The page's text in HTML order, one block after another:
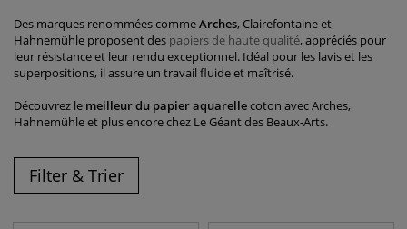
Des marques renommées commeArches, Clairefontaine et
Hahnemühle proposent des papiers de haute qualité, appréciés pour
leur résistance et leur rendu exceptionnel. Idéal pour les lavis et les
superpositions, il assure un travail fluide et maîtrisé.
Découvrez le meilleur du papier aquarellecoton avec Arches,
Hahnemühle et plus encore chez Le Géant des Beaux-Arts.
Filter & Trier